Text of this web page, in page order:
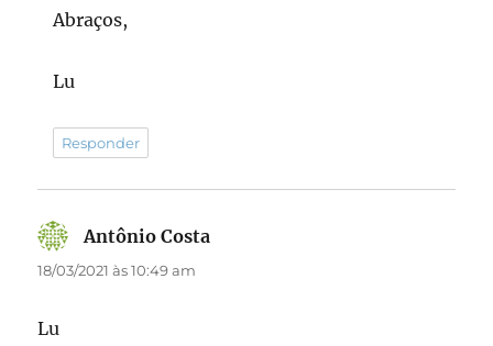
Abraços,
Lu
Responder
Antônio Costa
18/03/2021 às 10:49 am
Lu